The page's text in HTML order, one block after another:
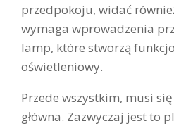
przedpokoju, widać
wymaga wprowadzenia
lamp, które stworzą
oświetleniowy.
Przede wszystkim, musi
główna. Zazwyczaj jest to